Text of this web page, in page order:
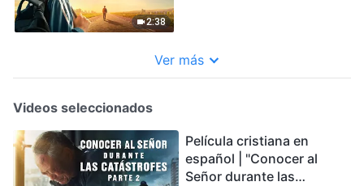
2:38
Ver más
Videos seleccionados
Película cristiana en
español | "Conocer al
Señor durante las